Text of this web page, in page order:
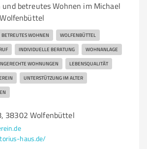
betreutes Wohnen im Michael
BETREUTES WOHNEN WOLFENBÜTTEL
INDIVIDUELLE BERATUNG WOHNANLAGE
WOHNUNGEN LEBENSQUALITÄT
UNTERSTÜTZUNG IM ALTER
38302 Wolfenbüttel
haus.de/